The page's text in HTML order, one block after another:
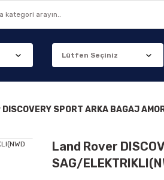
SPORT ARKA BAGAJ
Land Rover
SAG/